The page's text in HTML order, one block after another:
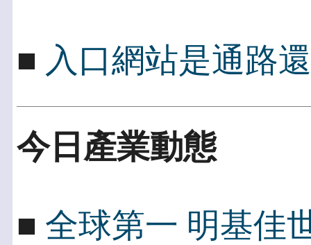
■ 入口網站是通路
今日產業動態
■ 全球第一 明基佳